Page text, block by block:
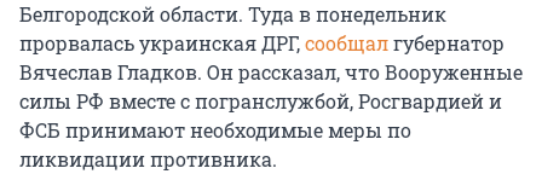
Белгородской области. Туда в понедельник
прорвалась украинская ДРГ,сообщалгубернатор
Вячеслав Гладков. Он рассказал, что Вооруженные
силы РФ вместе с погранслужбой, Росгвардией и
ФСБ принимают необходимые меры по
ликвидации противника.